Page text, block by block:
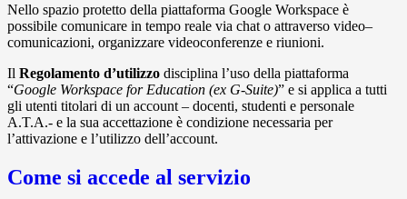
Nello spazio protetto della piattaforma Google Workspace è
possibile comunicare in tempo reale via chat o attraverso video–
comunicazioni, organizzare videoconferenze e riunioni.
Il Regolamento d’utilizzo disciplina l’uso della piattaforma
“Google Workspace for Education (ex G-Suite)” e si applica a tutti
gli utenti titolari di un account – docenti, studenti e personale
A.T.A.- e la sua accettazione è condizione necessaria per
l’attivazione e l’utilizzo dell’account.
Come si accede al servizio